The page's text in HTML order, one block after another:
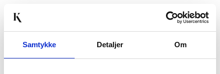
Samtykke Detaljer Om
Passer med